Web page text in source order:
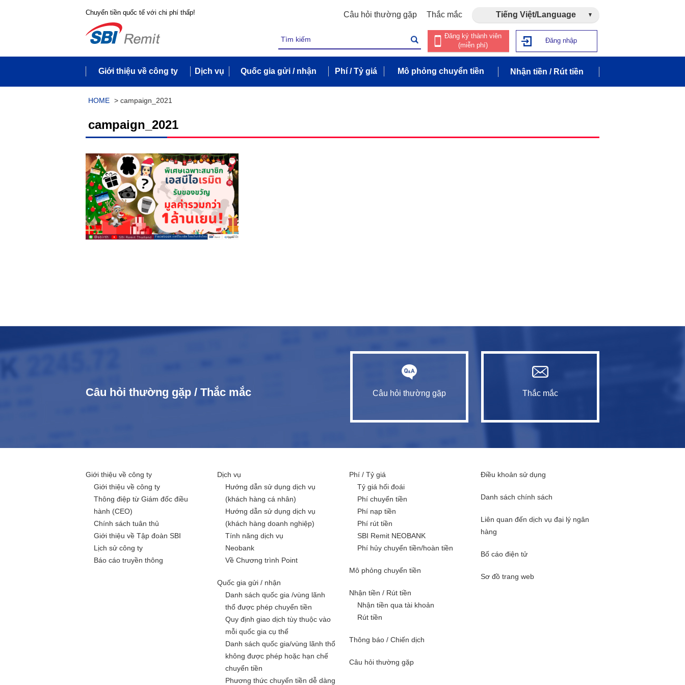
Chuyển tiền quốc tế với chi phí thấp! Câu hỏi thường gặp Thắc mắc Tiếng Việt/Language
Đăng ký thành viên
(miễn phí)
Đăng nhập
Giới thiệu về công ty Dịch vụ Quốc gia gửi / nhận Phí / Tỷ giá Mô phỏng chuyển tiền Nhận tiền / Rút tiền
HOME > campaign_2021
campaign_2021
Câu hỏi thường gặp / Thắc mắc Câu hỏi thường gặp Thắc mắc
Giới thiệu về công ty
Giới thiệu về công ty
Thông điệp từ Giám đốc điều
hành (CEO)
Chính sách tuân thủ
Giới thiệu về Tập đoàn SBI
Lịch sử công ty
Báo cáo truyền thông
Dịch vụ
Hướng dẫn sử dụng dịch vụ
(khách hàng cá nhân)
Hướng dẫn sử dụng dịch vụ
(khách hàng doanh nghiệp)
Tính năng dịch vụ
Neobank
Về Chương trình Point
Quốc gia gửi / nhận
Danh sách quốc gia /vùng lãnh
thổ được phép chuyển tiền
Quy định giao dịch tùy thuộc vào
mỗi quốc gia cụ thể
Danh sách quốc gia/vùng lãnh thổ
không được phép hoặc hạn chế
chuyển tiền
Phương thức chuyển tiền dễ dàng
Phí / Tỷ giá
Tỷ giá hối đoái
Phí chuyển tiền
Phí nạp tiền
Phí rút tiền
SBI Remit NEOBANK
Phí hủy chuyển tiền/hoàn tiền
Mô phỏng chuyển tiền
Nhận tiền / Rút tiền
Nhận tiền qua tài khoản
Rút tiền
Thông báo / Chiến dịch
Câu hỏi thường gặp
Điều khoản sử dụng
Danh sách chính sách
Liên quan đến dịch vụ đại lý ngân
hàng
Bố cáo điện tử
Sơ đồ trang web